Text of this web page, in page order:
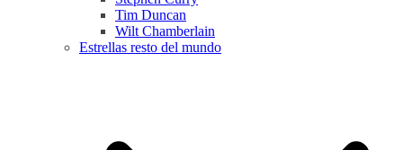
Tim Duncan
Wilt Chamberlain
Estrellas resto del mundo